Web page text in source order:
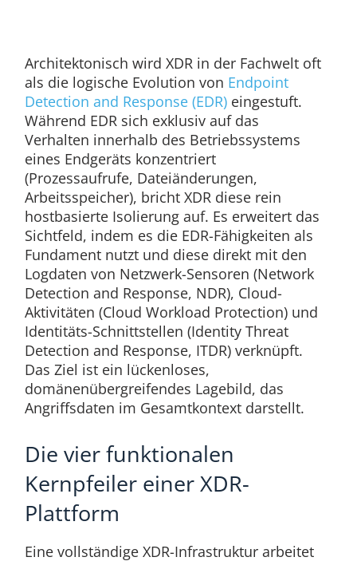
Architektonisch wird XDR in der Fachwelt oft
als die logische Evolution von Endpoint
Detection and Response (EDR)eingestuft.
Während EDR sich exklusiv auf das
Verhalten innerhalb des Betriebssystems
eines Endgeräts konzentriert
(Prozessaufrufe, Dateiänderungen,
Arbeitsspeicher), bricht XDR diese rein
hostbasierte Isolierung auf. Es erweitert das
Sichtfeld, indem es die EDR-Fähigkeiten als
Fundament nutzt und diese direkt mit den
Logdaten von Netzwerk-Sensoren (Network
Detection and Response, NDR), Cloud-
Aktivitäten (Cloud Workload Protection) und
Identitäts-Schnittstellen (Identity Threat
Detection and Response, ITDR) verknüpft.
Das Ziel ist ein lückenloses,
domänenübergreifendes Lagebild, das
Angriffsdaten im Gesamtkontext darstellt.
Die vier funktionalen
Kernpfeiler einer XDR-
Plattform
Eine vollständige XDR-Infrastruktur arbeitet